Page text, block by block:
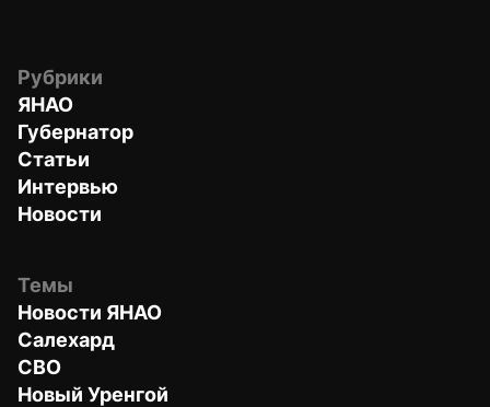
Рубрики
ЯНАО
Губернатор
Статьи
Интервью
Новости
Темы
Новости ЯНАО
Салехард
СВО
Новый Уренгой